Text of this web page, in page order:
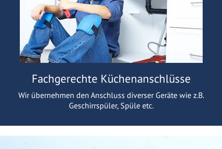
Fachgerechte Küchenanschlüsse
Wir übernehmen den Anschluss diverser Geräte wie z.B.
Geschirrspüler, Spüle etc.